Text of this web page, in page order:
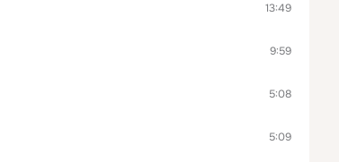
13:49
9:59
5:08
5:09